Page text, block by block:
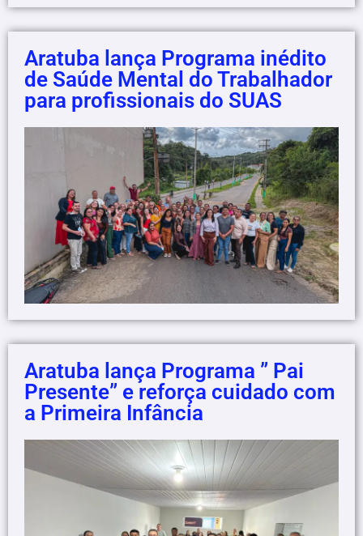
Aratuba lança Programa inédito
de Saúde Mental do Trabalhador
para profissionais do SUAS
Aratuba lança Programa ” Pai
Presente” e reforça cuidado com
a Primeira Infância